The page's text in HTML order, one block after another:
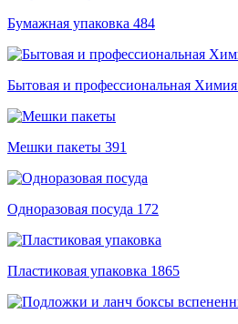
Бумажная упаковка 484
Бытовая и профессиональная Химия
Мешки пакеты 391
Одноразовая посуда 172
Пластиковая упаковка 1865